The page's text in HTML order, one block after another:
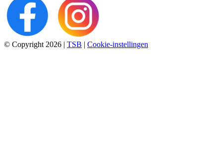
© Copyright 2026 | TSB | Cookie-instellingen